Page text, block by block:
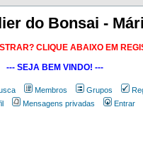
do Bonsai -
CLIQUE ABAIXO EM
--- SEJA BEM VINDO! ---
Membros Grupos
Mensagens privadas Entrar